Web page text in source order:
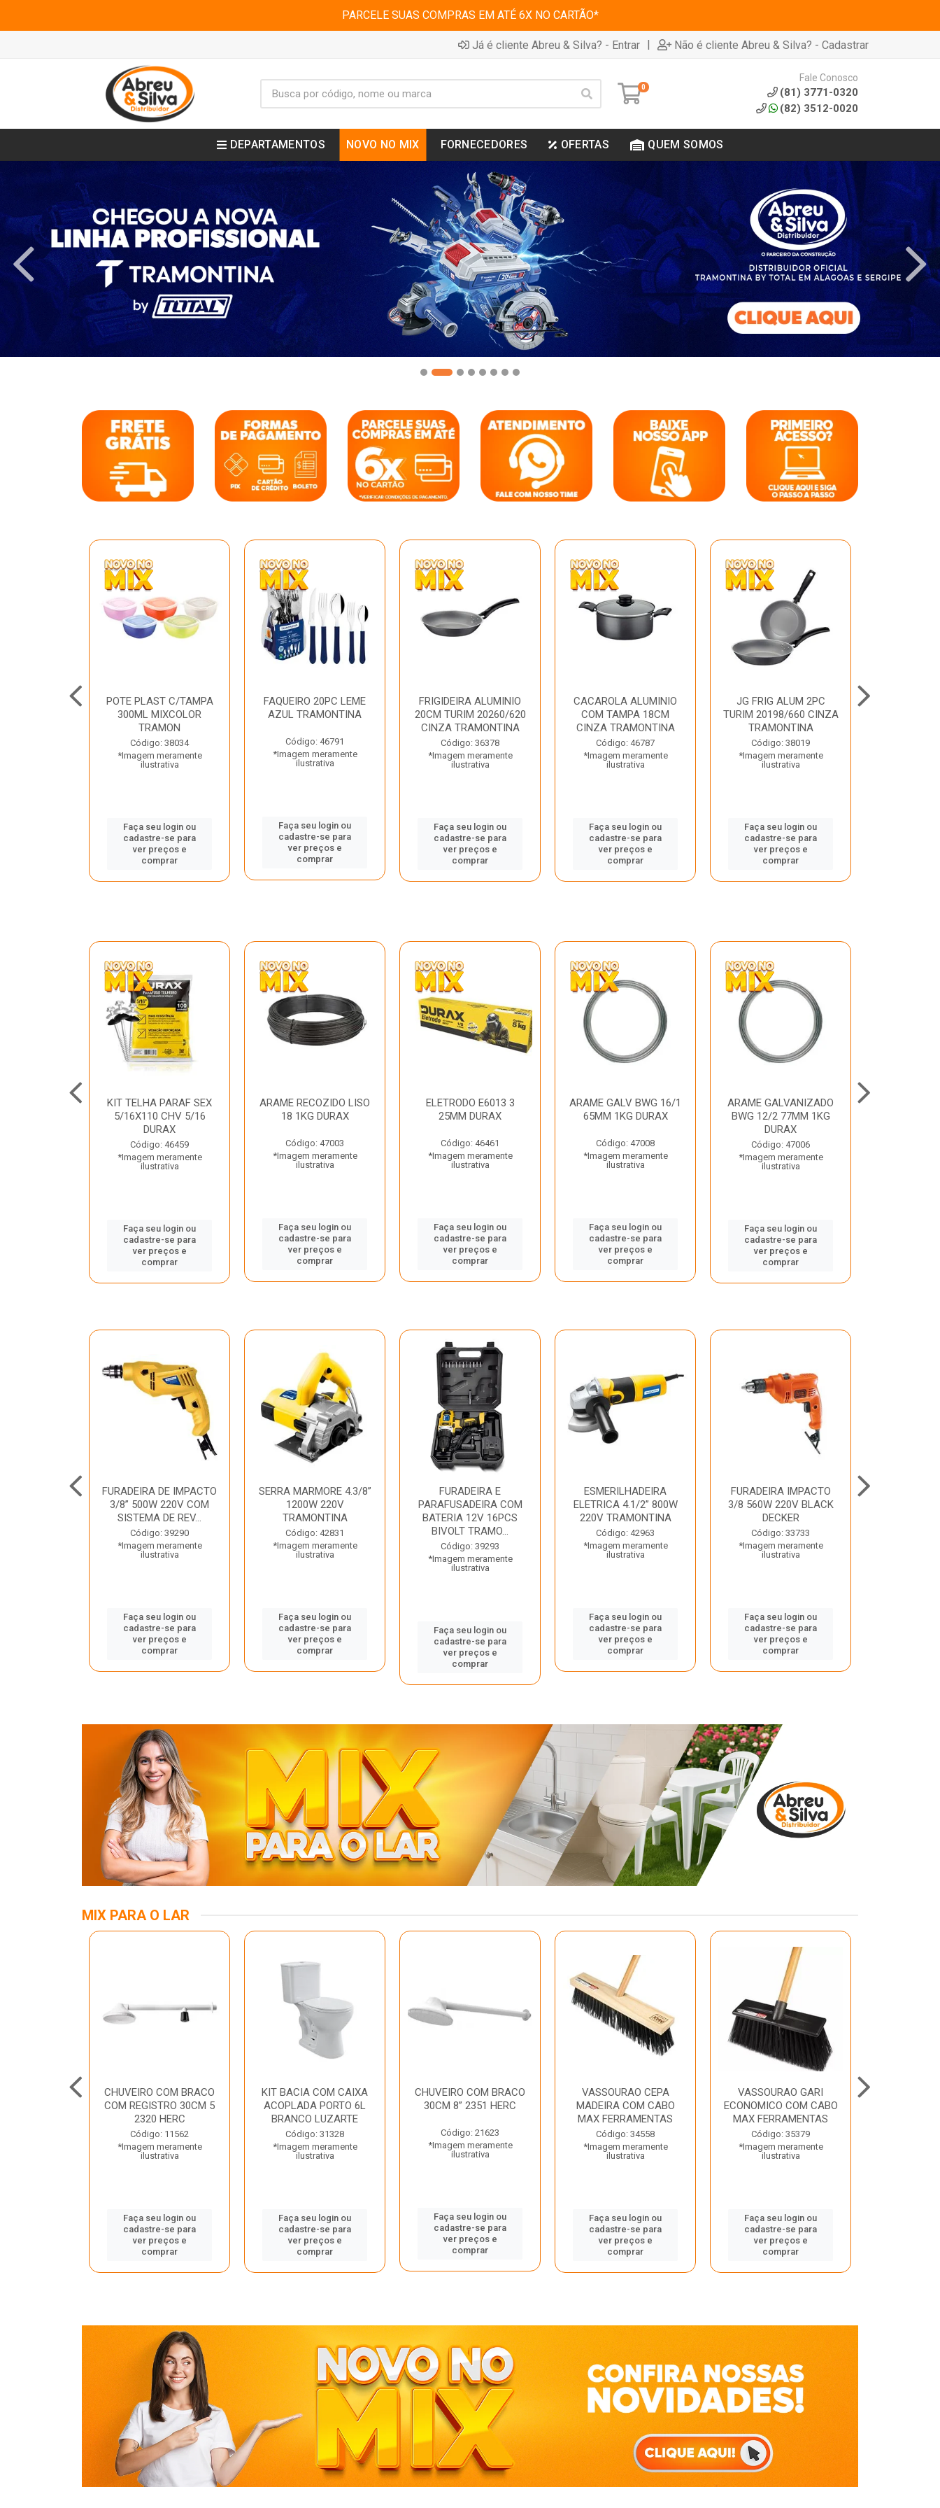
PARCELE SUAS COMPRAS EM ATÉ 6X NO CARTÃO*
Já é cliente Abreu & Silva? - Entrar | Não é cliente Abreu & Silva? - Cadastrar
0
Fale Conosco
(81) 3771-0320
(82) 3512-0020
DEPARTAMENTOS NOVO NO MIX FORNECEDORES OFERTAS QUEM SOMOS
POTE PLAST C/TAMPA
300ML MIXCOLOR
TRAMON
Código: 38034
*Imagem meramente
ilustrativa
Faça seu login ou
cadastre-se para
ver preços e
comprar
FAQUEIRO 20PC LEME
AZUL TRAMONTINA
Código: 46791
*Imagem meramente
ilustrativa
Faça seu login ou
cadastre-se para
ver preços e
comprar
FRIGIDEIRA ALUMINIO
20CM TURIM 20260/620
CINZA TRAMONTINA
Código: 36378
*Imagem meramente
ilustrativa
Faça seu login ou
cadastre-se para
ver preços e
comprar
CACAROLA ALUMINIO
COM TAMPA 18CM
CINZA TRAMONTINA
Código: 46787
*Imagem meramente
ilustrativa
Faça seu login ou
cadastre-se para
ver preços e
comprar
JG FRIG ALUM 2PC
TURIM 20198/660 CINZA
TRAMONTINA
Código: 38019
*Imagem meramente
ilustrativa
Faça seu login ou
cadastre-se para
ver preços e
comprar
KIT TELHA PARAF SEX
5/16X110 CHV 5/16
DURAX
Código: 46459
*Imagem meramente
ilustrativa
Faça seu login ou
cadastre-se para
ver preços e
comprar
ARAME RECOZIDO LISO
18 1KG DURAX
Código: 47003
*Imagem meramente
ilustrativa
Faça seu login ou
cadastre-se para
ver preços e
comprar
ELETRODO E6013 3
25MM DURAX
Código: 46461
*Imagem meramente
ilustrativa
Faça seu login ou
cadastre-se para
ver preços e
comprar
ARAME GALV BWG 16/1
65MM 1KG DURAX
Código: 47008
*Imagem meramente
ilustrativa
Faça seu login ou
cadastre-se para
ver preços e
comprar
ARAME GALVANIZADO
BWG 12/2 77MM 1KG
DURAX
Código: 47006
*Imagem meramente
ilustrativa
Faça seu login ou
cadastre-se para
ver preços e
comprar
FURADEIRA DE IMPACTO
3/8” 500W 220V COM
SISTEMA DE REV...
Código: 39290
*Imagem meramente
ilustrativa
Faça seu login ou
cadastre-se para
ver preços e
comprar
SERRA MARMORE 4.3/8”
1200W 220V
TRAMONTINA
Código: 42831
*Imagem meramente
ilustrativa
Faça seu login ou
cadastre-se para
ver preços e
comprar
FURADEIRA E
PARAFUSADEIRA COM
BATERIA 12V 16PCS
BIVOLT TRAMO...
Código: 39293
*Imagem meramente
ilustrativa
Faça seu login ou
cadastre-se para
ver preços e
comprar
ESMERILHADEIRA
ELETRICA 4.1/2” 800W
220V TRAMONTINA
Código: 42963
*Imagem meramente
ilustrativa
Faça seu login ou
cadastre-se para
ver preços e
comprar
FURADEIRA IMPACTO
3/8 560W 220V BLACK
DECKER
Código: 33733
*Imagem meramente
ilustrativa
Faça seu login ou
cadastre-se para
ver preços e
comprar
MIX PARA O LAR
CHUVEIRO COM BRACO
COM REGISTRO 30CM 5
2320 HERC
Código: 11562
*Imagem meramente
ilustrativa
Faça seu login ou
cadastre-se para
ver preços e
comprar
KIT BACIA COM CAIXA
ACOPLADA PORTO 6L
BRANCO LUZARTE
Código: 31328
*Imagem meramente
ilustrativa
Faça seu login ou
cadastre-se para
ver preços e
comprar
CHUVEIRO COM BRACO
30CM 8” 2351 HERC
Código: 21623
*Imagem meramente
ilustrativa
Faça seu login ou
cadastre-se para
ver preços e
comprar
VASSOURAO CEPA
MADEIRA COM CABO
MAX FERRAMENTAS
Código: 34558
*Imagem meramente
ilustrativa
Faça seu login ou
cadastre-se para
ver preços e
comprar
VASSOURAO GARI
ECONOMICO COM CABO
MAX FERRAMENTAS
Código: 35379
*Imagem meramente
ilustrativa
Faça seu login ou
cadastre-se para
ver preços e
comprar